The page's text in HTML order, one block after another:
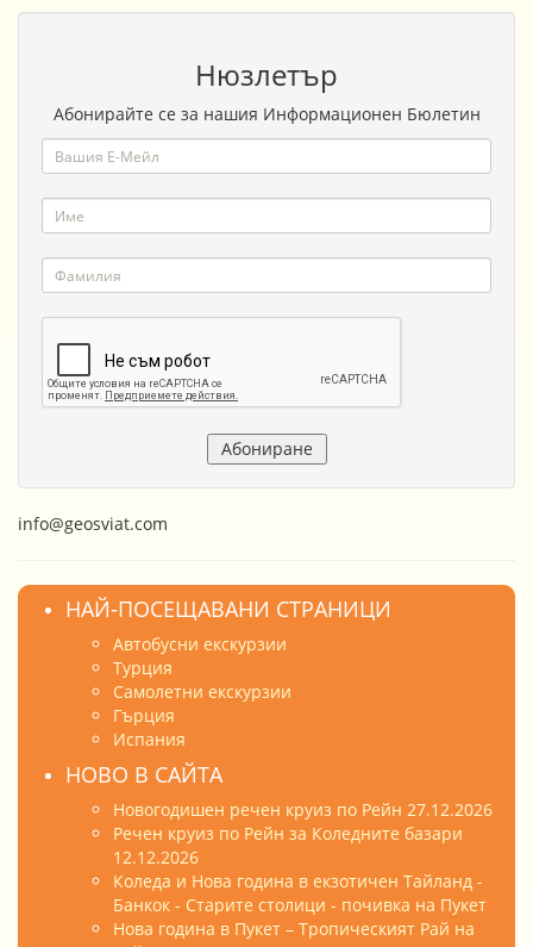
Нюзлетър
Абонирайте се за нашия Информационен Бюлетин
info@geosviat.com
НАЙ-ПОСЕЩАВАНИ СТРАНИЦИ
Автобусни екскурзии
Турция
Самолетни екскурзии
Гърция
Испания
НОВО В САЙТА
Новогодишен речен круиз по Рейн 27.12.2026
Речен круиз по Рейн за Коледните базари
12.12.2026
Коледа и Нова година в екзотичен Тайланд -
Банкок - Старите столици - почивка на Пукет
Нова година в Пукет – Тропическият Рай на